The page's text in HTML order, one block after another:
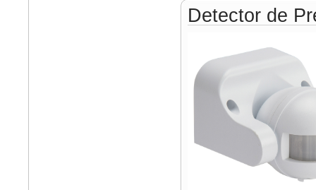
Detector de